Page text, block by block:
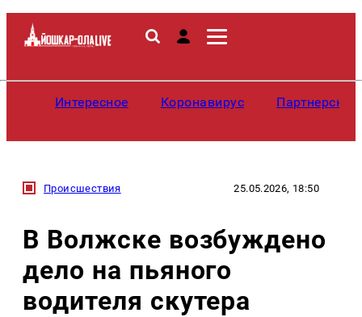
Интересное Коронавирус
Происшествия 25.05.2026, 18:50
В Волжске возбуждено
дело на пьяного
водителя скутера